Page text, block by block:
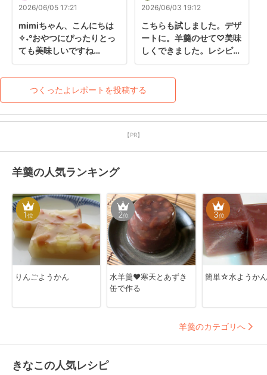
2026/06/05 17:21
mimiちゃん、こんにちは
✧˖°おやつにぴったりとっ
ても美味しいですね
ポートをいつもありがとう
ございます‎
します）
2026/06/03 19:12
こちらも試しました。デザ
ートに。羊羹のせて♡美味
しくできました。レシピ有
つくったよレポートを投稿する
【PR】
羊羹の人気ランキング
1位
りんごようかん
2位
水羊羹❤寒天とあずき
缶で作る
3位
簡単☆水ようかん
羊羹のカテゴリへ
きなこの人気レシピ